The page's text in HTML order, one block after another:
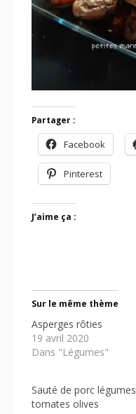
Partager :
Facebook
Pinterest
J’aime ça :
Sur le même thème
Asperges rôties
19 avril 2020
Dans "Légumes"
Sauté de porc légumes
tomates olives